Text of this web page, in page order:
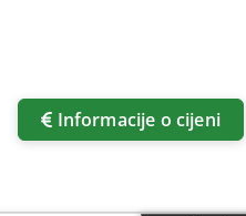
Informacije o cijeni